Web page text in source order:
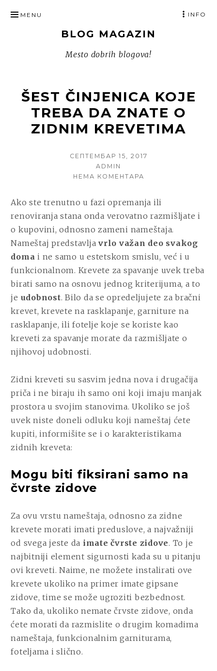
TO
BLOG MAGAZIN
Mesto dobrih blogova!
MENU INFO
ŠEST ČINJENICA KOJE
TREBA DA ZNATE O
ZIDNIM KREVETIMA
POSTED
СЕПТЕМБАР 15, 2017
AUTHOR
ADMIN
НЕМА КОМЕНТАРА
KOJE
TREBA
DA
O
ZIDNIM
KREVETIMA
Ako ste trenutno u fazi opremanja ili
renoviranja stana onda verovatno razmišljate i
o kupovini, odnosno zameni nameštaja.
Nameštaj predstavljavrlo važan deo svakog
doma i ne samo u estetskom smislu, već i u
funkcionalnom. Krevete za spavanje uvek treba
birati samo na osnovu jednog kriterijuma, a to
je udobnost. Bilo da se opredeljujete za bračni
krevet, krevete na rasklapanje, garniture na
rasklapanje, ili fotelje koje se koriste kao
kreveti za spavanje morate da razmišljate o
njihovoj udobnosti.
Zidni kreveti su sasvim jedna nova i drugačija
priča i ne biraju ih samo oni koji imaju manjak
prostora u svojim stanovima. Ukoliko se još
uvek niste doneli odluku koji nameštaj ćete
kupiti, informišite se i o karakteristikama
zidnih kreveta:
Mogu biti fiksirani samo na
čvrste zidove
Za ovu vrstu nameštaja, odnosno za zidne
krevete morati imati preduslove, a najvažniji
od svega jeste da imate čvrste zidove. To je
najbitniji element sigurnosti kada su u pitanju
ovi kreveti. Naime, ne možete instalirati ove
krevete ukoliko na primer imate gipsane
zidove, time se može ugroziti bezbednost.
Tako da, ukoliko nemate črvste zidove, onda
ćete morati da razmislite o drugim komadima
nameštaja, funkcionalnim garniturama,
foteljama i slično.